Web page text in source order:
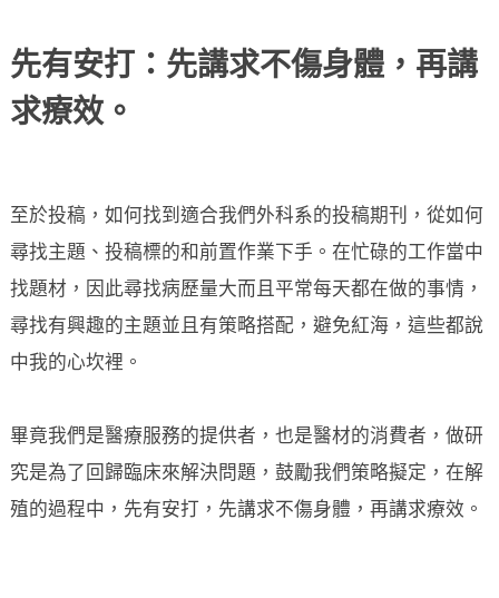
先有安打：先講求不傷身體，再講
求療效。
至於投稿，如何找到適合我們外科系的投稿期刊，從如何
尋找主題、投稿標的和前置作業下手。在忙碌的工作當中
找題材，因此尋找病歷量大而且平常每天都在做的事情，
尋找有興趣的主題並且有策略搭配，避免紅海，這些都說
中我的心坎裡。
畢竟我們是醫療服務的提供者，也是醫材的消費者，做研
究是為了回歸臨床來解決問題，鼓勵我們策略擬定，在解
殖的過程中，先有安打，先講求不傷身體，再講求療效。